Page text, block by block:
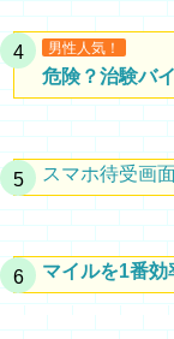
男性人気！
危険？治験バ
スマホ待受画
マイルを1番